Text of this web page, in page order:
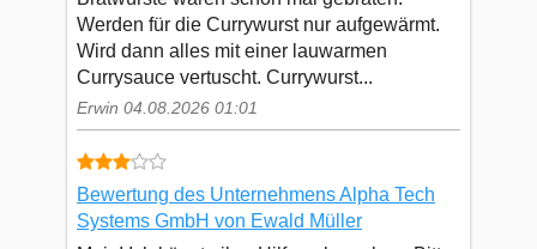
Werden für die Currywurst nur aufgewärmt.
Wird dann alles mit einer lauwarmen
Currysauce vertuscht. Currywurst...
Erwin 04.08.2026 01:01
Bewertung des Unternehmens Alpha Tech
Systems GmbH von Ewald Müller